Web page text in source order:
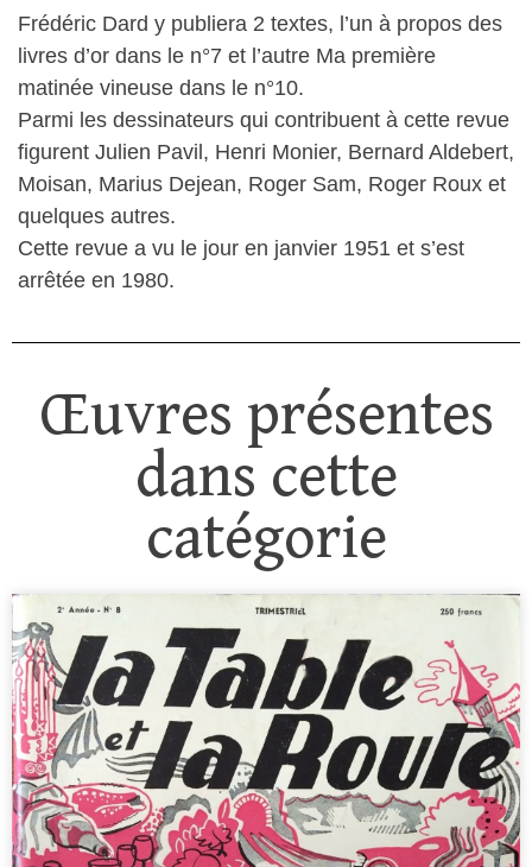
Frédéric Dard y publiera 2 textes, l’un à propos des
livres d’or dans le n°7 et l’autre Ma première
matinée vineuse dans le n°10.
Parmi les dessinateurs qui contribuent à cette revue
figurent Julien Pavil, Henri Monier, Bernard Aldebert,
Moisan, Marius Dejean, Roger Sam, Roger Roux et
quelques autres.
Cette revue a vu le jour en janvier 1951 et s’est
arrêtée en 1980.
Œuvres présentes
dans cette
catégorie